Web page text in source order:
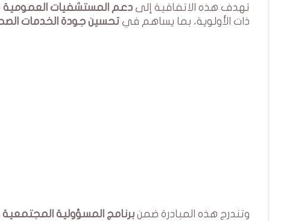
تهدف هذه الاتفاقية إلى دعم المستشفيات العمومية
ذات الأولوية، بما يساهم في تحسين جودة الخدمات
وتندرج هذه المبادرة ضمن برنامج المسؤولية المجتمعية